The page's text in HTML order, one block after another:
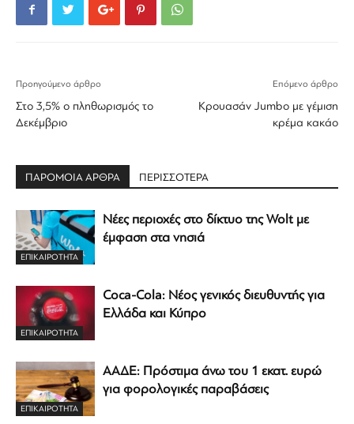
Προηγούμενο άρθρο
Στο 3,5% ο πληθωρισμός το
Δεκέμβριο
Επόμενο άρθρο
Κρουασάν Jumbo με γέμιση
κρέμα κακάο
ΠΑΡΟΜΟΙΑ ΑΡΘΡΑ ΠΕΡΙΣΣΟΤΕΡΑ
ΕΠΙΚΑΙΡΟΤΗΤΑ
Νέες περιοχές στο δίκτυο της Wolt με
έμφαση στα νησιά
ΕΠΙΚΑΙΡΟΤΗΤΑ
Coca-Cola: Νέος γενικός διευθυντής για
Ελλάδα και Κύπρο
ΕΠΙΚΑΙΡΟΤΗΤΑ
ΑΑΔΕ: Πρόστιμα άνω του 1 εκατ. ευρώ
για φορολογικές παραβάσεις